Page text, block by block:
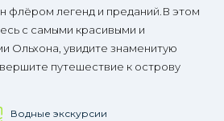
флёром легенд и преданий.В этом
с самыми красивыми и
Ольхона, увидите знаменитую
путешествие к острову
Водные экскурсии